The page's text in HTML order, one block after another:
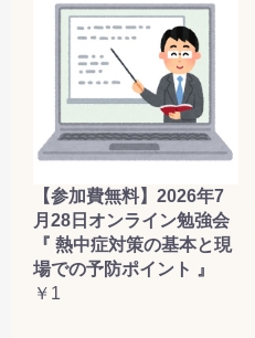
【参加費無料】2026年7
月28日オンライン勉強会
『 熱中症対策の基本と現
場での予防ポイント 』
￥1